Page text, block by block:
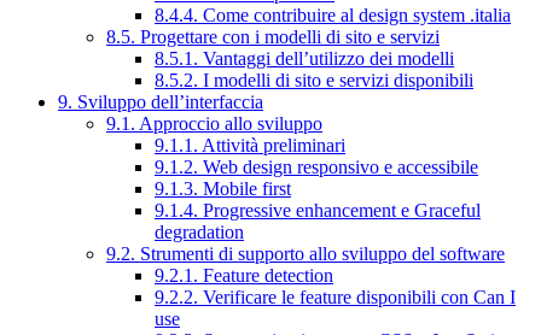
8.4.4. Come contribuire al design system .italia
8.5. Progettare con i modelli di sito e servizi
8.5.1. Vantaggi dell’utilizzo dei modelli
8.5.2. I modelli di sito e servizi disponibili
9. Sviluppo dell’interfaccia
9.1. Approccio allo sviluppo
9.1.1. Attività preliminari
9.1.2. Web design responsivo e accessibile
9.1.3. Mobile first
9.1.4. Progressive enhancement e Graceful
degradation
9.2. Strumenti di supporto allo sviluppo del software
9.2.1. Feature detection
9.2.2. Verificare le feature disponibili con Can I
use